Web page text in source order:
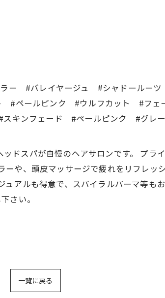
ー #バレイヤージュ #シャドールー
#ペールピンク #ウルフカット #フェ
ンフェード #ペールピンク #グレー
ドスパが自慢のヘアサロンです。 プラ
や、頭皮マッサージで疲れをリフレッ
アルも得意で、スパイラルパーマ等も
さい。
一覧に戻る